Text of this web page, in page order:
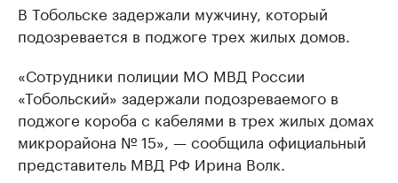
В Тобольске задержали мужчину, который
подозревается в поджоге трех жилых домов.
«Сотрудники полиции МО МВД России
«Тобольский» задержали подозреваемого в
поджоге короба с кабелями в трех жилых домах
микрорайона № 15», — сообщила официальный
представитель МВД РФ Ирина Волк.